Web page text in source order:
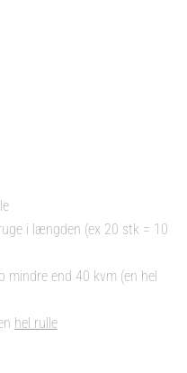
i længden (ex 20 stk = 10
mindre end 40 kvm (en hel
hel rulle